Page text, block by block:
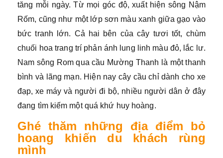
tăng mỗi ngày. Từ mọi góc độ, xuất hiện sông Nậm
Rốm, cũng như một lớp sơn màu xanh giữa gạo vào
bức tranh lớn. Cả hai bên của cây tươi tốt, chùm
chuối hoa trang trí phản ánh lung linh màu đỏ, lắc lư.
Nam sông Rom qua cầu Mường Thanh là một thanh
bình và lãng mạn. Hiện nay cây cầu chỉ dành cho xe
đạp, xe máy và người đi bộ, nhiều người dân ở đây
đang tìm kiếm một quá khứ huy hoàng.
Ghé thăm những địa điểm bỏ
hoang khiến du khách rùng
mình